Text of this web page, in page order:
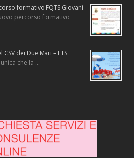
formativo FQTS Giovani
percorso formativo
dei Due Mari – ETS
che la …